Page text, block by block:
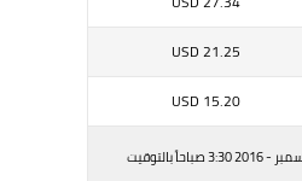
21.25
USD
15.20
USD
اسعار جرام الذهب اليوم بالدرهم الإماراتى، أخر تحديث فى الاثنين, 26 ديسمبر - 2016 3:30 صباحاً بالتوقيت